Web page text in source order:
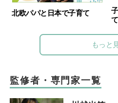
北欧パパと日本で子育て
て
もっと
監修者・専門家一覧